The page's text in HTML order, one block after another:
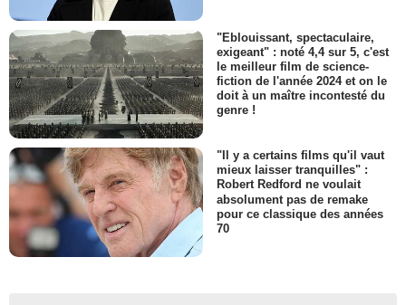
"Eblouissant, spectaculaire,
exigeant" : noté 4,4 sur 5, c'est
le meilleur film de science-
fiction de l'année 2024 et on le
doit à un maître incontesté du
genre !
"Il y a certains films qu'il vaut
mieux laisser tranquilles" :
Robert Redford ne voulait
absolument pas de remake
pour ce classique des années
70